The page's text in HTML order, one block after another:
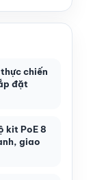
chiến
đặt
kit PoE 8
giao